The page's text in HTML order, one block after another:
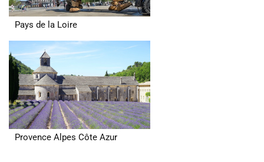
Pays de la Loire
Provence Alpes Côte Azur